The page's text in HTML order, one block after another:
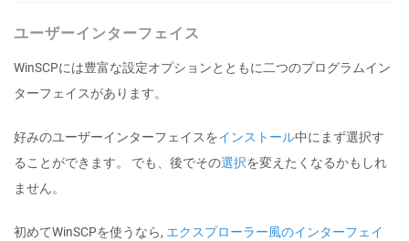
ユーザーインターフェイス
WinSCPには豊富な設定オプションとともに二つのプログラムイン
ターフェイスがあります。
好みのユーザーインターフェイスをインストール中にまず選択す
ることができます。 でも、後でその選択を変えたくなるかもしれ
ません。
初めてWinSCPを使うなら, エクスプローラー風のインターフェイ